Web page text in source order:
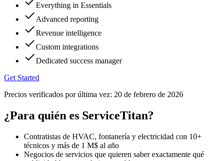
Everything in Essentials
Advanced reporting
Revenue intelligence
Custom integrations
Dedicated success manager
Get Started
Precios verificados por última vez: 20 de febrero de 2026
¿Para quién es ServiceTitan?
Contratistas de HVAC, fontanería y electricidad con 10+
técnicos y más de 1 M$ al año
Negocios de servicios que quieren saber exactamente qué